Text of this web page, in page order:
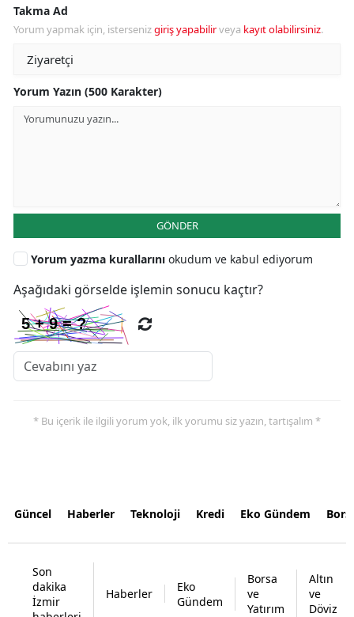
Takma Ad
Yorum yapmak için, istersenizgiriş yapabilirveya kayıt olabilirsiniz.
Yorum Yazın (500 Karakter)
GÖNDER
Yorum yazma kurallarını okudum ve kabul ediyorum
Aşağıdaki görselde işlemin sonucu kaçtır?
* Bu içerik ile ilgili yorum yok, ilk yorumu siz yazın, tartışalım *
Güncel Haberler Teknoloji Kredi Eko Gündem
Son
dakika
İzmir
Haberler
Eko
Gündem
Borsa
ve
Yatırım
Altın
ve
Döviz